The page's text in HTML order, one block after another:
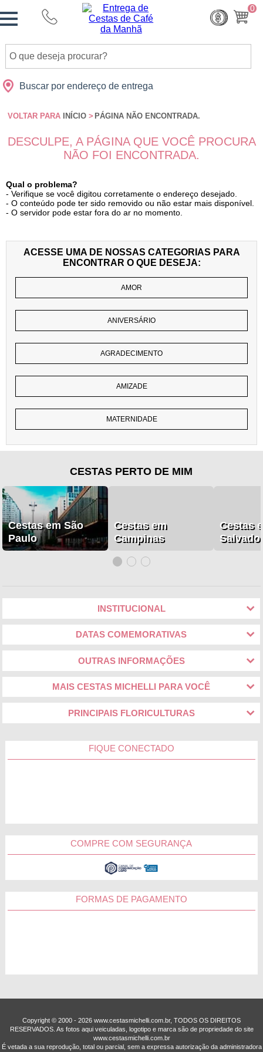
0
Buscar por endereço de entrega
Cidades Presentes Datas Shopping
Monte
sua
Cesta
VOLTAR PARA INÍCIO > PÁGINA NÃO ENCONTRADA.
DESCULPE, A PÁGINA QUE VOCÊ PROCURA
NÃO FOI ENCONTRADA.
Qual o problema?
- Verifique se você digitou corretamente o endereço desejado.
- O conteúdo pode ter sido removido ou não estar mais disponível.
- O servidor pode estar fora do ar no momento.
ACESSE UMA DE NOSSAS CATEGORIAS PARA
ENCONTRAR O QUE DESEJA:
AMOR
ANIVERSÁRIO
AGRADECIMENTO
AMIZADE
MATERNIDADE
CESTAS PERTO DE MIM
Cestas em São
Paulo
Cestas em
Campinas
Cestas
INSTITUCIONAL
DATAS COMEMORATIVAS
OUTRAS INFORMAÇÕES
MAIS CESTAS MICHELLI PARA VOCÊ
PRINCIPAIS FLORICULTURAS
FIQUE CONECTADO
COMPRE COM SEGURANÇA
FORMAS DE PAGAMENTO
Copyright © 2000 - ­2026 www.cestasmichelli.com.br, TODOS OS DIREITOS
RESERVADOS. As fotos aqui veiculadas, logotipo e marca são de propriedade do site
www.cestasmichelli.com.br
É vetada a sua reprodução, total ou parcial, sem a expressa autorização da administradora